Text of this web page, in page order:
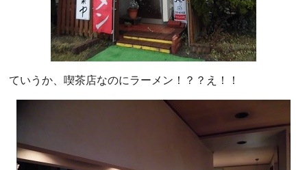
ていうか、喫茶店なのにラーメン！？？え！！